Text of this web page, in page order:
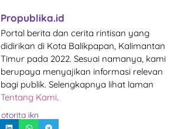
Propublika.id
Portal berita dan cerita rintisan yang
didirikan di Kota Balikpapan, Kalimantan
Timur pada 2022. Sesuai namanya, kami
berupaya menyajikan informasi relevan
bagi publik. Selengkapnya lihat laman
Tentang Kami.
otorita ikn